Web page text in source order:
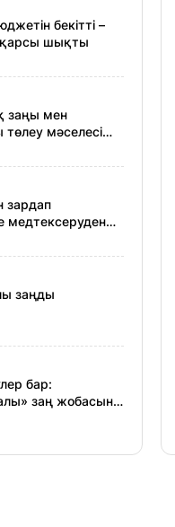
бекітті –
қарсы шықты
заңы мен
мәселесі
зардап
медтексеруден
заңды
бар:
заң жобасын